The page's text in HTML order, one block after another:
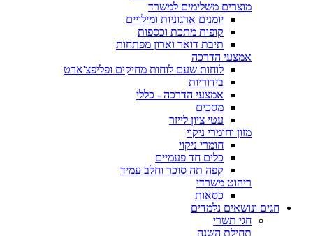
מוצרים משלימים למשרד
יומנים ארגוניות ומילויים
קופות מתכת וכספות
תיבת דואר וארון מפתחות
אמצעי הדרכה
לוחות שעם לוחות מחיקים ופליפצ'ארט
בידוריות
אמצעי הדרכה - כללי
מסכים
עטי ציון לייזר
מזון וחומרי ניקוי
חומרי ניקוי
כלים חד פעמיים
קפה תה סוכר וחלב עמיד
ריהוט משרדי
כסאות
חגים ונושאים נלמדים
חגי תשרי
תחילת השנה